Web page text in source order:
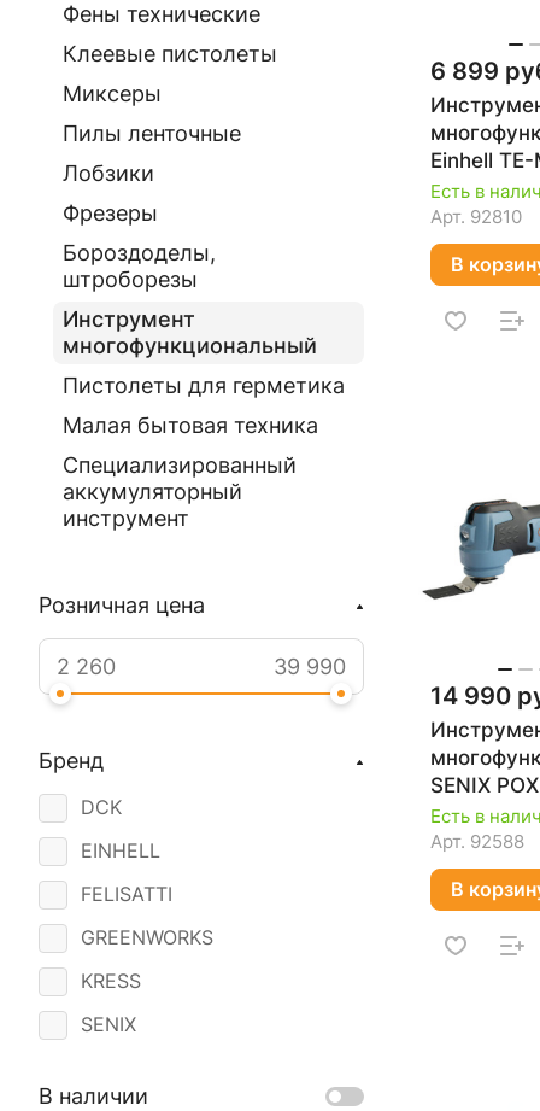
6 899
Einhell
4465185
Есть в
Арт. 92810
В
14 990
SENIX
Есть в
Арт. 92588
В
Фены технические
Клеевые пистолеты
Миксеры
Пилы ленточные
Лобзики
Фрезеры
Бороздоделы,
штроборезы
Инструмент
многофункциональный
Пистолеты для герметика
Малая бытовая техника
Специализированный
аккумуляторный
инструмент
Розничная цена
Бренд
DCK
EINHELL
FELISATTI
GREENWORKS
KRESS
SENIX
В наличии